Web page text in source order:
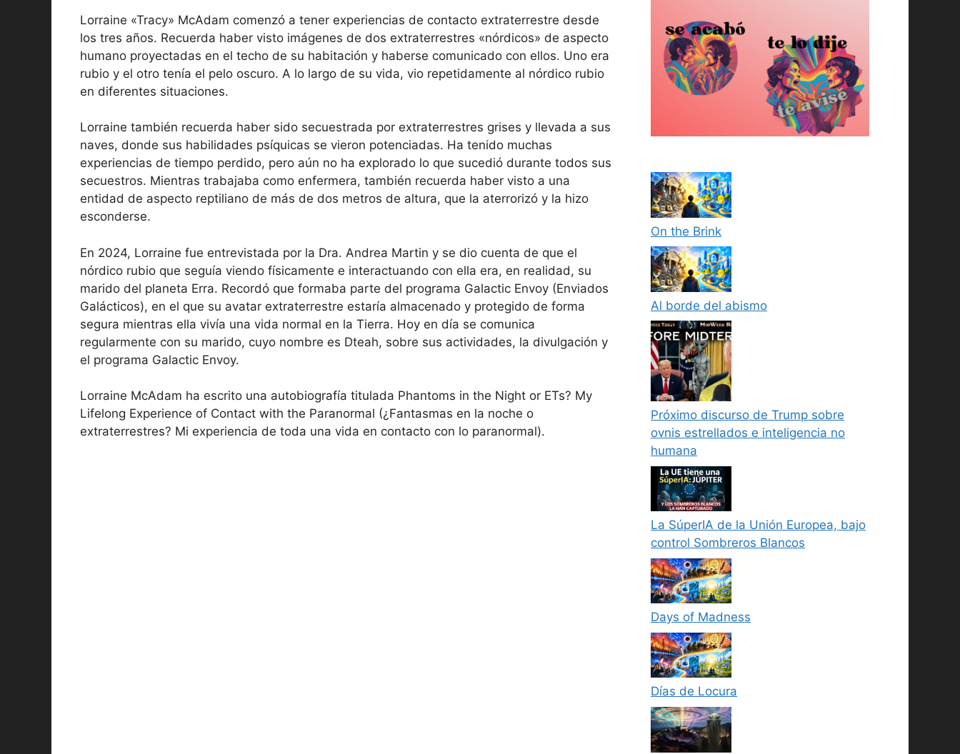
Lorraine «Tracy» McAdam comenzó a tener experiencias de contacto extraterrestre desde
los tres años. Recuerda haber visto imágenes de dos extraterrestres «nórdicos» de aspecto
humano proyectadas en el techo de su habitación y haberse comunicado con ellos. Uno era
rubio y el otro tenía el pelo oscuro. A lo largo de su vida, vio repetidamente al nórdico rubio
en diferentes situaciones.
Lorraine también recuerda haber sido secuestrada por extraterrestres grises y llevada a sus
naves, donde sus habilidades psíquicas se vieron potenciadas. Ha tenido muchas
experiencias de tiempo perdido, pero aún no ha explorado lo que sucedió durante todos sus
secuestros. Mientras trabajaba como enfermera, también recuerda haber visto a una
entidad de aspecto reptiliano de más de dos metros de altura, que la aterrorizó y la hizo
esconderse.
En 2024, Lorraine fue entrevistada por la Dra. Andrea Martin y se dio cuenta de que el
nórdico rubio que seguía viendo físicamente e interactuando con ella era, en realidad, su
marido del planeta Erra. Recordó que formaba parte del programa Galactic Envoy (Enviados
Galácticos), en el que su avatar extraterrestre estaría almacenado y protegido de forma
segura mientras ella vivía una vida normal en la Tierra. Hoy en día se comunica
regularmente con su marido, cuyo nombre es Dteah, sobre sus actividades, la divulgación y
el programa Galactic Envoy.
Lorraine McAdam ha escrito una autobiografía titulada Phantoms in the Night or ETs? My
Lifelong Experience of Contact with the Paranormal (¿Fantasmas en la noche o
extraterrestres? Mi experiencia de toda una vida en contacto con lo paranormal).
On the Brink
Al borde del abismo
Próximo discurso de Trump sobre
ovnis estrellados e inteligencia no
humana
La SúperIA de la Unión Europea, bajo
control Sombreros Blancos
Days of Madness
Días de Locura